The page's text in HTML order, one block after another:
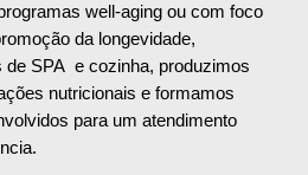
well-aging ou com foco
da longevidade,
de SPA e cozinha, produzimos
nutricionais e formamos
para um atendimento